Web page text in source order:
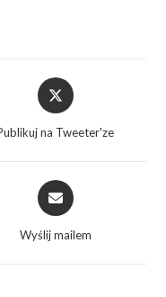
na Tweeter'ze
Wyślij mailem